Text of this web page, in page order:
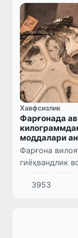
Хавфсизлик
Фарғонада
моддалари
Фарғона
гиёҳвандлик
киришга
3953